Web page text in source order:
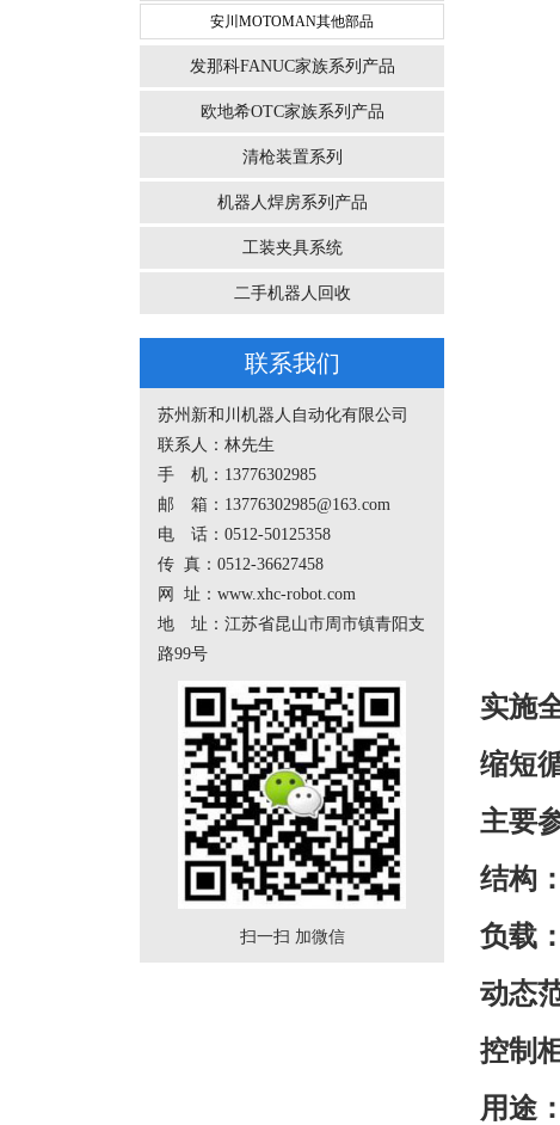
安川MOTOMAN其他部品
发那科FANUC家族系列产品
欧地希OTC家族系列产品
清枪装置系列
机器人焊房系列产品
工装夹具系统
二手机器人回收
联系我们
苏州新和川机器人自动化有限公司
联系人：林先生
手 机：13776302985
邮 箱：13776302985@163.com
电 话：0512-50125358
传 真：0512-36627458
网 址：www.xhc-robot.com
地 址：江苏省昆山市周市镇青阳支
路99号
扫一扫 加微信
实施
缩短
主要
结构
负载
动态
控制
用途